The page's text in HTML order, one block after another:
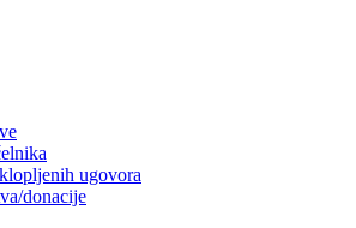
ugovora
donacije